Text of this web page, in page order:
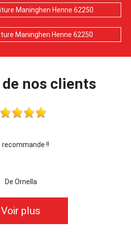
Maninghen Henne 62250
Maninghen Henne 62250
de nos clients
cette entreprise les yeux fermés !!!
De killian62
Voir plus